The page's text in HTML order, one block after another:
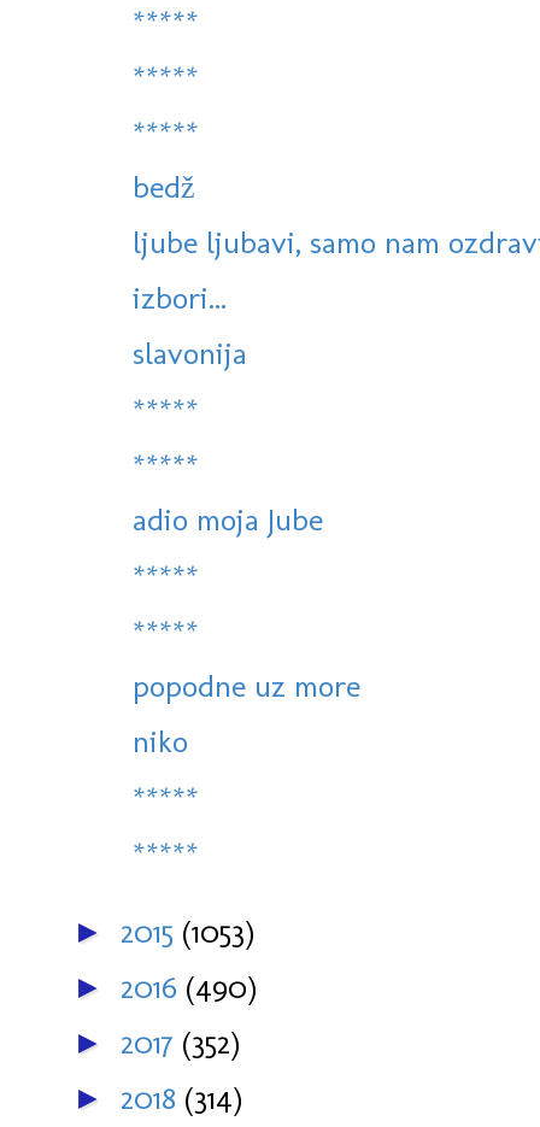
*****
*****
*****
bedž
ljube ljubavi, samo nam
izbori...
slavonija
*****
*****
adio moja Jube
*****
*****
popodne uz more
niko
*****
*****
► 2015 (1053)
► 2016 (490)
► 2017 (352)
► 2018 (314)